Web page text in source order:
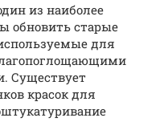
из наиболее
обновить старые
для
Существует
красок для